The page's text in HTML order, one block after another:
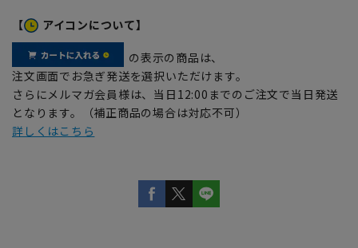
【 アイコンについて】
の表示の商品は、
注文画面でお急ぎ発送を選択いただけます。
さらにメルマガ会員様は、当日12:00までのご注文で当日発送
となります。（補正商品の場合は対応不可）
詳しくはこちら